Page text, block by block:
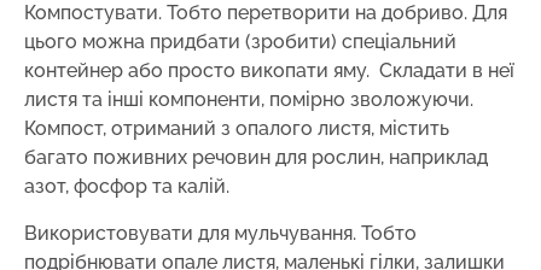
Компостувати. Тобто перетворити на добриво. Для
цього можна придбати (зробити) спеціальний
контейнер або просто викопати яму. Складати в неї
листя та інші компоненти, помірно зволожуючи.
Компост, отриманий з опалого листя, містить
багато поживних речовин для рослин, наприклад
азот, фосфор та калій.
Використовувати для мульчування. Тобто
подрібнювати опале листя, маленькі гілки, залишки